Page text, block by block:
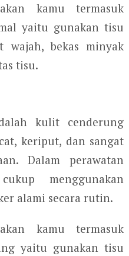
kamu termasuk
yaitu gunakan tisu
bekas minyak
tisu.
kulit cenderung
keriput, dan sangat
Dalam perawatan
menggunakan
alami secara rutin.
kamu termasuk
yaitu gunakan tisu